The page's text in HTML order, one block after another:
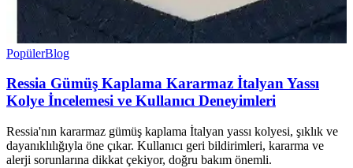
PopülerBlog
Ressia Gümüş Kaplama Kararmaz İtalyan Yassı
Kolye İncelemesi ve Kullanıcı Deneyimleri
Ressia'nın kararmaz gümüş kaplama İtalyan yassı kolyesi, şıklık ve
dayanıklılığıyla öne çıkar. Kullanıcı geri bildirimleri, kararma ve
alerji sorunlarına dikkat çekiyor, doğru bakım önemli.